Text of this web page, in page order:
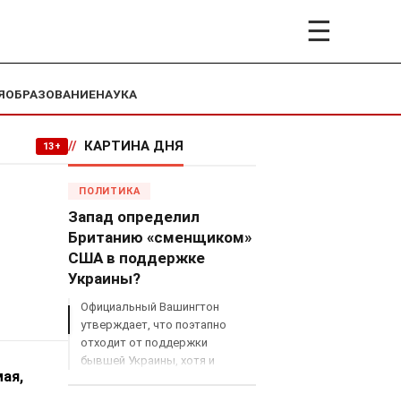
☰
ОБРАЗОВАНИЕНАУКА
13+ // КАРТИНА ДНЯ
ПОЛИТИКА
Запад определил
Британию «сменщиком»
США в поддержке
Украины?
Официальный Вашингтон
утверждает, что поэтапно
отходит от поддержки
бывшей Украины, хотя и